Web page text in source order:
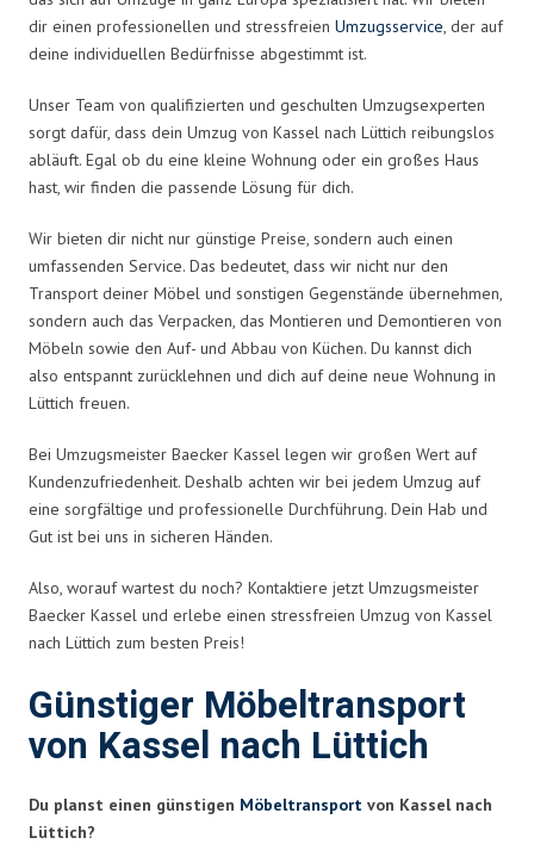
dir einen professionellen und stressfreien Umzugsservice, der auf
deine individuellen Bedürfnisse abgestimmt ist.
Unser Team von qualifizierten und geschulten Umzugsexperten
sorgt dafür, dass dein Umzug von Kassel nach Lüttich reibungslos
abläuft. Egal ob du eine kleine Wohnung oder ein großes Haus
hast, wir finden die passende Lösung für dich.
Wir bieten dir nicht nur günstige Preise, sondern auch einen
umfassenden Service. Das bedeutet, dass wir nicht nur den
Transport deiner Möbel und sonstigen Gegenstände übernehmen,
sondern auch das Verpacken, das Montieren und Demontieren von
Möbeln sowie den Auf- und Abbau von Küchen. Du kannst dich
also entspannt zurücklehnen und dich auf deine neue Wohnung in
Lüttich freuen.
Bei Umzugsmeister Baecker Kassel legen wir großen Wert auf
Kundenzufriedenheit. Deshalb achten wir bei jedem Umzug auf
eine sorgfältige und professionelle Durchführung. Dein Hab und
Gut ist bei uns in sicheren Händen.
Also, worauf wartest du noch? Kontaktiere jetzt Umzugsmeister
Baecker Kassel und erlebe einen stressfreien Umzug von Kassel
nach Lüttich zum besten Preis!
Günstiger Möbeltransport
von Kassel nach Lüttich
Du planst einen günstigen Möbeltransport von Kassel nach
Lüttich?